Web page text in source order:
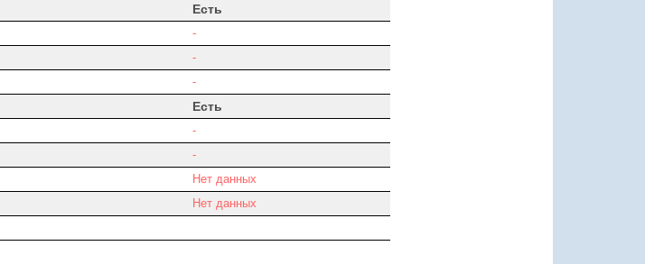
Есть
-
-
-
Есть
-
-
Нет данных
Нет данных